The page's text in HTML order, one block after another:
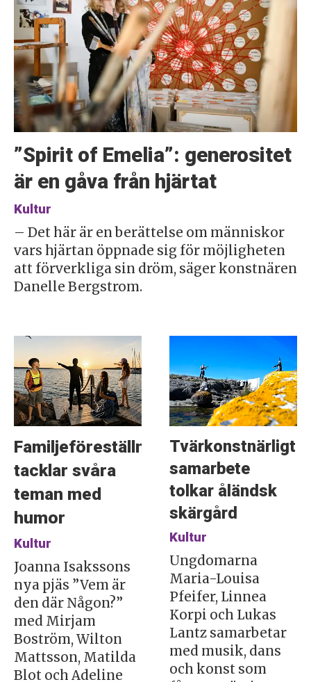
”Spirit of Emelia”: generositet
är en gåva från hjärtat
Kultur
– Det här är en berättelse om människor
vars hjärtan öppnade sig för möjligheten
att förverkliga sin dröm, säger konstnären
Danelle Bergstrom.
Familjeföreställning
tacklar svåra
teman med
humor
Kultur
Joanna Isakssons
nya pjäs ”Vem är
den där Någon?”
med Mirjam
Boström, Wilton
Mattsson, Matilda
Blot och Adeline
Tvärkonstnärligt
samarbete
tolkar åländsk
skärgård
Kultur
Ungdomarna
Maria-Louisa
Pfeifer, Linnea
Korpi och Lukas
Lantz samarbetar
med musik, dans
och konst som